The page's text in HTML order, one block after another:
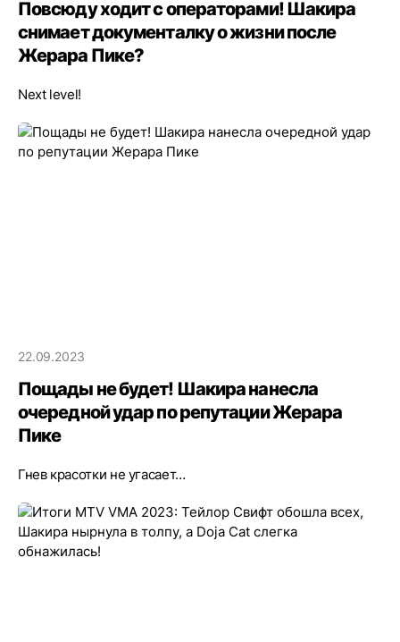
Повсюду ходит с операторами! Шакира
снимает документалку о жизни после
Жерара Пике?
Next level!
22.09.2023
Пощады не будет! Шакира нанесла
очередной удар по репутации Жерара
Пике
Гнев красотки не угасает…